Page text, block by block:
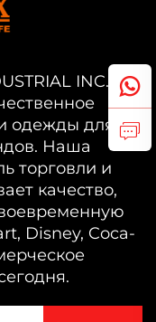
INC.
одежды для
Наша
торговли и
качество,
Disney, Coca-